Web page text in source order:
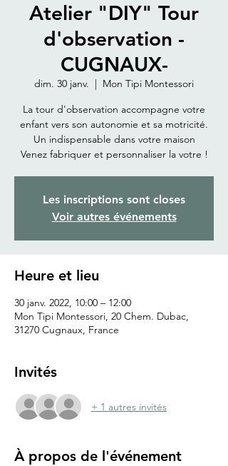
Atelier "DIY" Tour
d'observation -
CUGNAUX-
dim. 30 janv.
  |
Mon Tipi Montessori
La tour d'observation accompagne votre
enfant vers son autonomie et sa motricité.
Un indispensable dans votre maison
Venez fabriquer et personnaliser la votre !
Les inscriptions sont closes
Voir autres événements
Heure et lieu
30 janv. 2022, 10:00 – 12:00
Mon Tipi Montessori, 20 Chem. Dubac,
31270 Cugnaux, France
Invités
+ 1 autres invités
À propos de l'événement